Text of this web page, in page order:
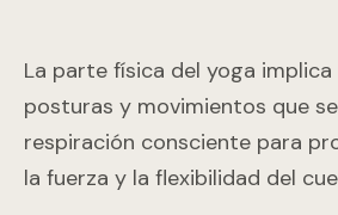
La parte física del yoga implica
posturas y movimientos que
respiración consciente para
la fuerza y la flexibilidad del